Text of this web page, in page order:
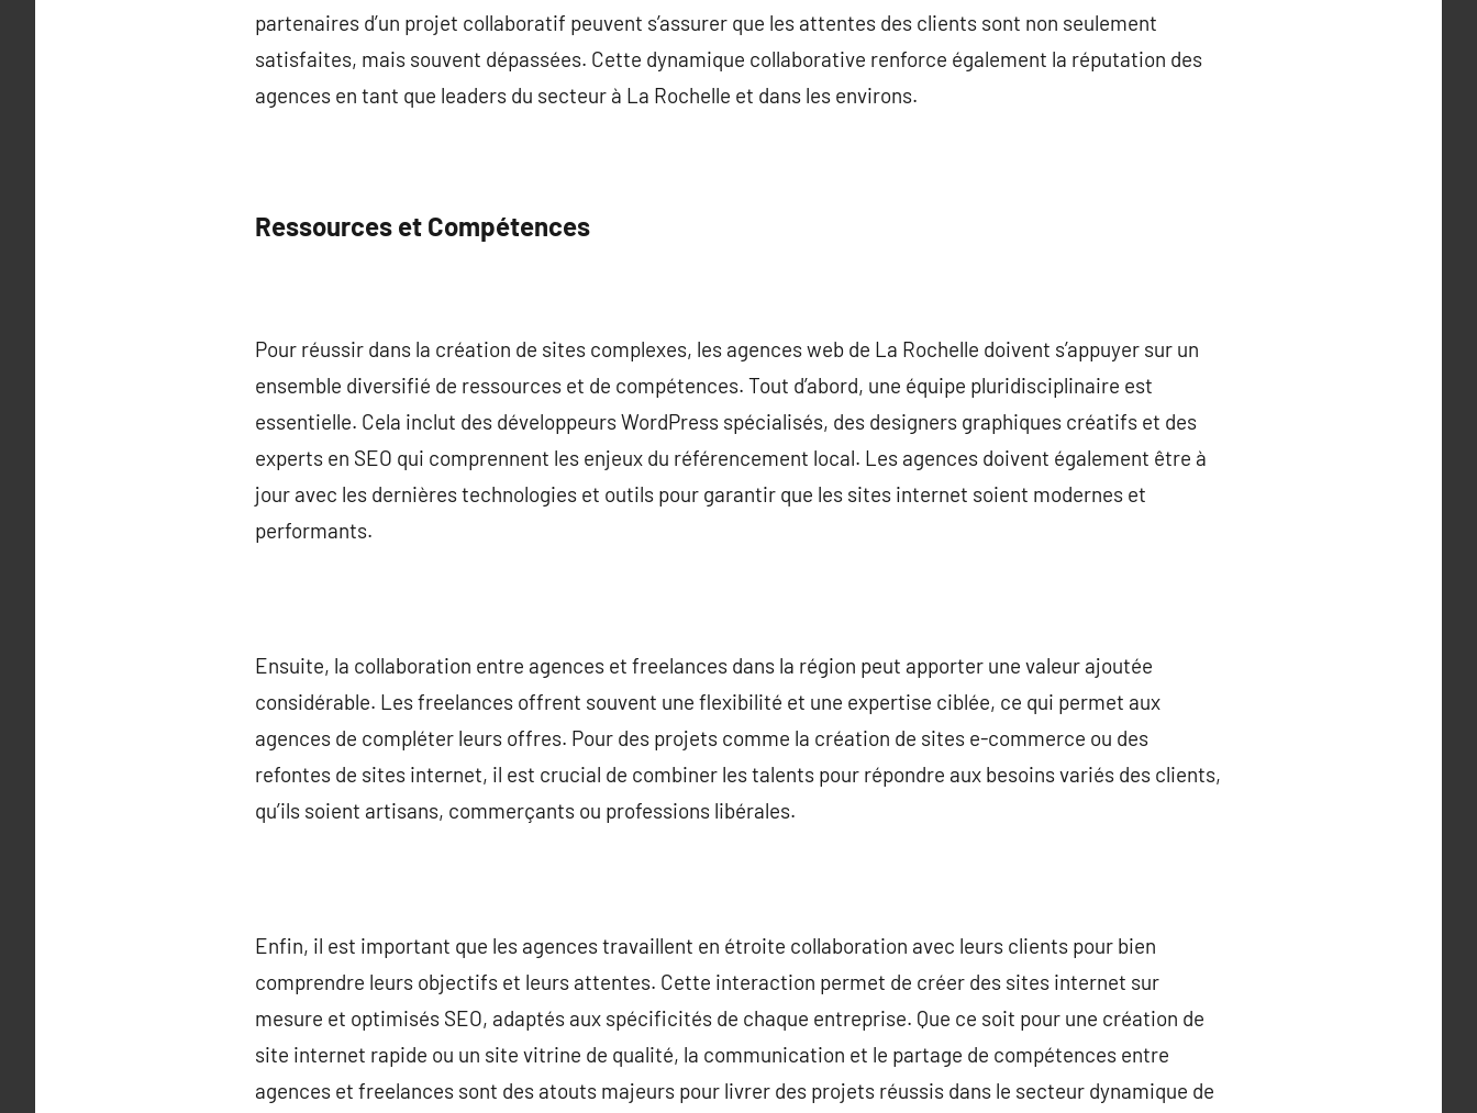
partenaires d’un projet collaboratif peuvent s’assurer que les attentes des clients sont non seulement
satisfaites, mais souvent dépassées. Cette dynamique collaborative renforce également la réputation des
agences en tant que leaders du secteur à La Rochelle et dans les environs.
Ressources et Compétences
Pour réussir dans la création de sites complexes, les agences web de La Rochelle doivent s’appuyer sur un
ensemble diversifié de ressources et de compétences. Tout d’abord, une équipe pluridisciplinaire est
essentielle. Cela inclut des développeurs WordPress spécialisés, des designers graphiques créatifs et des
experts en SEO qui comprennent les enjeux du référencement local. Les agences doivent également être à
jour avec les dernières technologies et outils pour garantir que les sites internet soient modernes et
performants.
Ensuite, la collaboration entre agences et freelances dans la région peut apporter une valeur ajoutée
considérable. Les freelances offrent souvent une flexibilité et une expertise ciblée, ce qui permet aux
agences de compléter leurs offres. Pour des projets comme la création de sites e-commerce ou des
refontes de sites internet, il est crucial de combiner les talents pour répondre aux besoins variés des clients,
qu’ils soient artisans, commerçants ou professions libérales.
Enfin, il est important que les agences travaillent en étroite collaboration avec leurs clients pour bien
comprendre leurs objectifs et leurs attentes. Cette interaction permet de créer des sites internet sur
mesure et optimisés SEO, adaptés aux spécificités de chaque entreprise. Que ce soit pour une création de
site internet rapide ou un site vitrine de qualité, la communication et le partage de compétences entre
agences et freelances sont des atouts majeurs pour livrer des projets réussis dans le secteur dynamique de